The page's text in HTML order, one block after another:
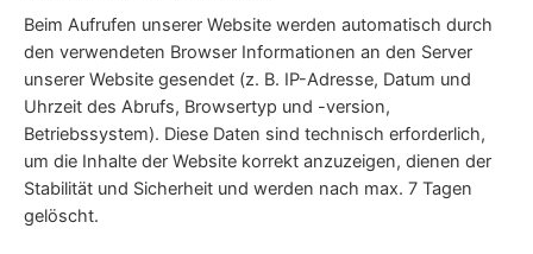
Beim Aufrufen unserer Website werden automatisch durch
den verwendeten Browser Informationen an den Server
unserer Website gesendet (z. B. IP-Adresse, Datum und
Uhrzeit des Abrufs, Browsertyp und -version,
Betriebssystem). Diese Daten sind technisch erforderlich,
um die Inhalte der Website korrekt anzuzeigen, dienen der
Stabilität und Sicherheit und werden nach max. 7 Tagen
gelöscht.